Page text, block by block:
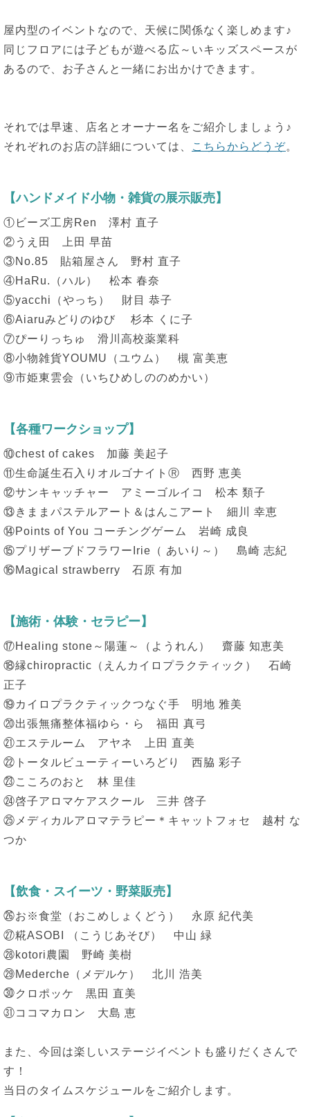
屋内型のイベントなので、天候に関係なく楽しめます♪
同じフロアには子どもが遊べる広～いキッズスペースが
あるので、お子さんと一緒にお出かけできます。
それでは早速、店名とオーナー名をご紹介しましょう♪
それぞれのお店の詳細については、
こちらからどうぞ。
【ハンドメイド小物・雑貨の展示販売】
①ビーズ工房Ren 澤村 直子
②うえ田 上田 早苗
③No.85 貼箱屋さん 野村 直子
④HaRu.（ハル） 松本 春奈
⑤yacchi（やっち） 財目 恭子
⑥Aiaruみどりのゆび 杉本 くに子
⑦ぴーりっちゅ 滑川高校薬業科
⑧小物雑貨YOUMU（ユウム） 槻 富美恵
⑨市姫東雲会（いちひめしののめかい）
【各種ワークショップ】
⑩chest of cakes 加藤 美起子
⑪生命誕生石入りオルゴナイトⓇ 西野 恵美
⑫サンキャッチャー アミーゴルイコ 松本 類子
⑬きままパステルアート＆はんこアート 細川 幸恵
⑭Points of You コーチングゲーム 岩崎 成良
⑮プリザーブドフラワーIrie（ あいり～） 島崎 志紀
⑯Magical strawberry 石原 有加
【施術・体験・セラピー】
⑰Healing stone～陽蓮～（ようれん） 齋藤 知恵美
⑱縁chiropractic（えんカイロプラクティック） 石崎
正子
⑲カイロプラクティックつなぐ手 明地 雅美
⑳出張無痛整体福ゆら・ら 福田 真弓
㉑エステルーム アヤネ 上田 直美
㉒トータルビューティーいろどり 西脇 彩子
㉓こころのおと 林 里佳
㉔啓子アロマケアスクール 三井 啓子
㉕メディカルアロマテラピー＊キャットフォセ 越村 な
つか
【飲食・スイーツ・野菜販売】
㉖お※食堂（おこめしょくどう） 永原 紀代美
㉗糀ASOBI （こうじあそび） 中山 緑
㉘kotori農園 野崎 美樹
㉙Mederche（メデルケ） 北川 浩美
㉚クロポッケ 黒田 直美
㉛ココマカロン 大島 恵
また、今回は楽しいステージイベントも盛りだくさんで
す！
当日のタイムスケジュールをご紹介します。